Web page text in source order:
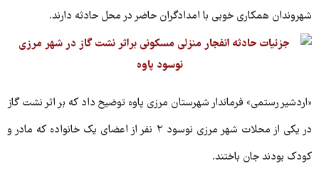
شهروندان همکاری خوبی با امدادگران حاضر در محل حادثه دارند.
«اردشیر رستمی» فرماندار شهرستان مرزی پاوه توضیح داد که بر اثر نشت گاز
در یکی از محلات شهر مرزی نوسود ۲ نفر از اعضای یک خانواده که مادر و
کودک بودند جان باختند.